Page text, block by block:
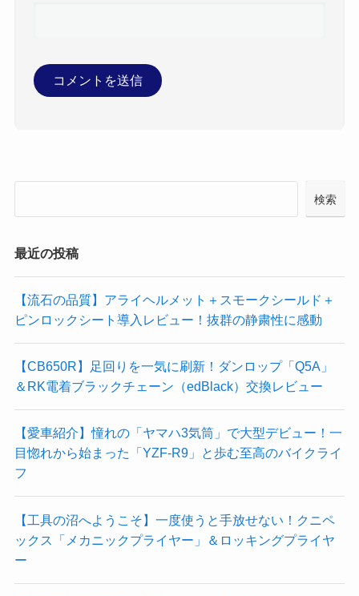
検索
最近の投稿
【流石の品質】アライヘルメット＋スモークシールド＋
ピンロックシート導入レビュー！抜群の静粛性に感動
【CB650R】足回りを一気に刷新！ダンロップ「Q5A」
＆RK電着ブラックチェーン（edBlack）交換レビュー
【愛車紹介】憧れの「ヤマハ3気筒」で大型デビュー！一
目惚れから始まった「YZF-R9」と歩む至高のバイクライ
フ
【工具の沼へようこそ】一度使うと手放せない！クニペ
ックス「メカニックプライヤー」＆ロッキングプライヤ
ー